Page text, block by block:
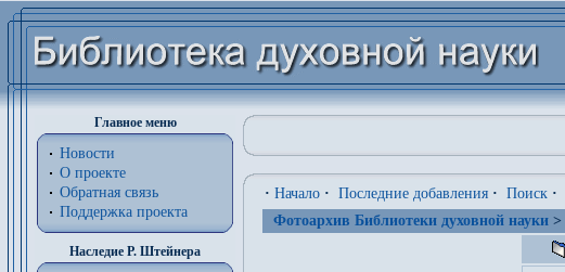
Главное меню
Новости
О проекте
Обратная связь
Поддержка проекта
Наследие Р. Штейнера
· Начало · Последние добавления · Поиск ·
Фотоархив Библиотеки духовной науки >